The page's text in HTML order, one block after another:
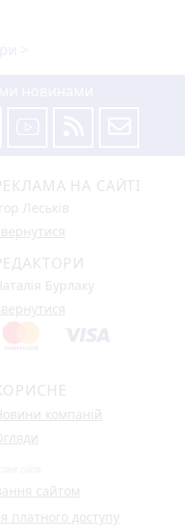
НА САЙТІ
Леськів
Бурлаку
компаній
сайтом
платного доступу